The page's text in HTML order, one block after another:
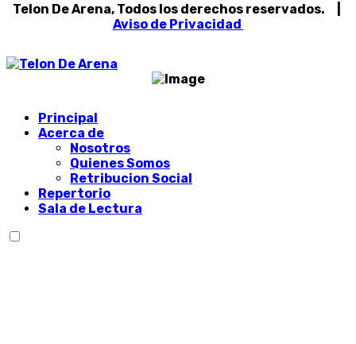
Telon De Arena, Todos los derechos reservados. |
Aviso de Privacidad
Principal
Acerca de
Nosotros
Quienes Somos
Retribucion Social
Repertorio
Sala de Lectura